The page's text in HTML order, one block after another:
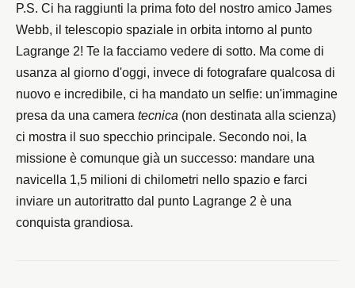
P.S. Ci ha raggiunti la prima foto del nostro amico James
Webb, il telescopio spaziale in orbita intorno al punto
Lagrange 2! Te la facciamo vedere di sotto. Ma come di
usanza al giorno d'oggi, invece di fotografare qualcosa di
nuovo e incredibile, ci ha mandato un selfie: un'immagine
presa da una cameratecnica (non destinata alla scienza)
ci mostra il suo specchio principale. Secondo noi, la
missione è comunque già un successo: mandare una
navicella 1,5 milioni di chilometri nello spazio e farci
inviare un autoritratto dal punto Lagrange 2 è una
conquista grandiosa.